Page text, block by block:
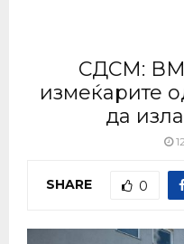
СДСМ:
измеќарите
да
SHARE 0